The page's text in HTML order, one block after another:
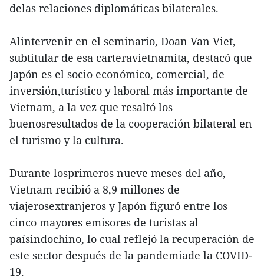
delas relaciones diplomáticas bilaterales.
Alintervenir en el seminario, Doan Van Viet,
subtitular de esa carteravietnamita, destacó que
Japón es el socio económico, comercial, de
inversión,turístico y laboral más importante de
Vietnam, a la vez que resaltó los
buenosresultados de la cooperación bilateral en
el turismo y la cultura.
Durante losprimeros nueve meses del año,
Vietnam recibió a 8,9 millones de
viajerosextranjeros y Japón figuró entre los
cinco mayores emisores de turistas al
paísindochino, lo cual reflejó la recuperación de
este sector después de la pandemiade la COVID-
19.